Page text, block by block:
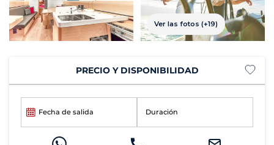
Ver las fotos (+19)
PRECIO Y DISPONIBILIDAD
Fecha de salida Duración